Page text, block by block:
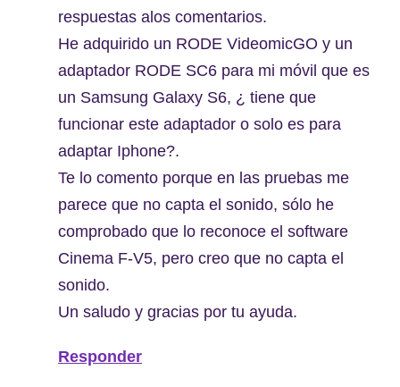
respuestas alos comentarios.
He adquirido un RODE VideomicGO y un
adaptador RODE SC6 para mi móvil que es
un Samsung Galaxy S6, ¿ tiene que
funcionar este adaptador o solo es para
adaptar Iphone?.
Te lo comento porque en las pruebas me
parece que no capta el sonido, sólo he
comprobado que lo reconoce el software
Cinema F-V5, pero creo que no capta el
sonido.
Un saludo y gracias por tu ayuda.
Responder